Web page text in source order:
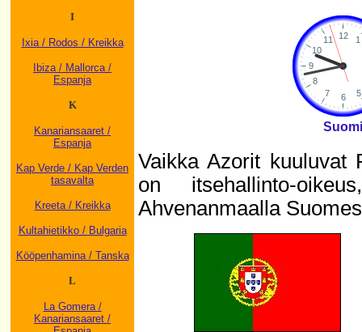
I
Ixia / Rodos / Kreikka
Ibiza / Mallorca /
Espanja
K
Kanariansaaret /
Espanja
Kap Verde / Kap Verden
tasavalta
Kreeta / Kreikka
Kultahietikko / Bulgaria
Kööpenhamina / Tanska
L
La Gomera /
Kanariansaaret /
Suomi
Vaikka Azorit kuuluvat
on itsehallinto-
Ahvenanmaalla